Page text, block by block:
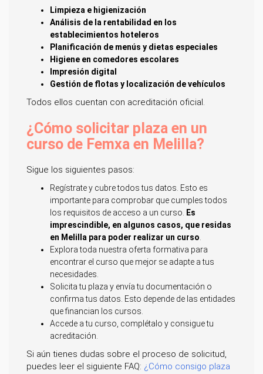
Limpieza e higienización
Análisis de la rentabilidad en los
establecimientos hoteleros
Planificación de menús y dietas especiales
Higiene en comedores escolares
Impresión digital
Gestión de flotas y localización de vehículos
Todos ellos cuentan con acreditación oficial.
¿Cómo solicitar plaza en un
curso de Femxa en Melilla?
Sigue los siguientes pasos:
Regístrate y cubre todos tus datos. Esto es
importante para comprobar que cumples todos
los requisitos de acceso a un curso.
Es
imprescindible, en algunos casos, que residas
en Melilla para poder realizar un curso
Explora toda nuestra oferta formativa para
encontrar el curso que mejor se adapte a tus
necesidades.
Solicita tu plaza y envía tu documentación o
confirma tus datos. Esto depende de las entidades
que financian los cursos.
Accede a tu curso, complétalo y consigue tu
acreditación.
Si aún tienes dudas sobre el proceso de solicitud,
puedes leer el siguiente FAQ: ¿Cómo consigo plaza